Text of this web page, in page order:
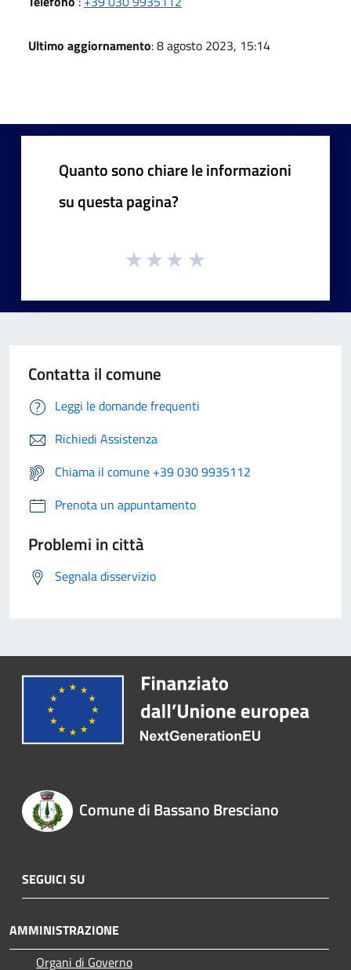
Ultimo aggiornamento: 8 agosto 2023, 15:14
Quanto sono chiare le informazioni
su questa pagina?
Contatta il comune
Leggi le domande frequenti
Richiedi Assistenza
Chiama il comune +39 030 9935112
Prenota un appuntamento
Problemi in città
Segnala disservizio
Comune di Bassano Bresciano
SEGUICI SU
AMMINISTRAZIONE
Organi di Governo